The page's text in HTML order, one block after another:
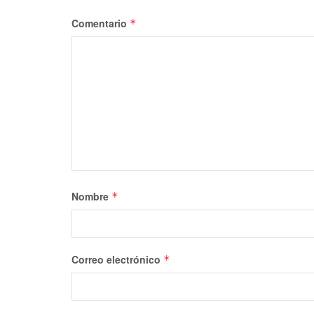
Comentario *
Nombre *
Correo electrónico *